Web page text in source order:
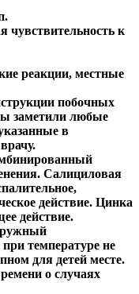
чувствительность к
реакции, местные
побочных
заметили любые
в
Салициловая
действие. Цинка
действие.
температуре не
для детей месте.
о случаях